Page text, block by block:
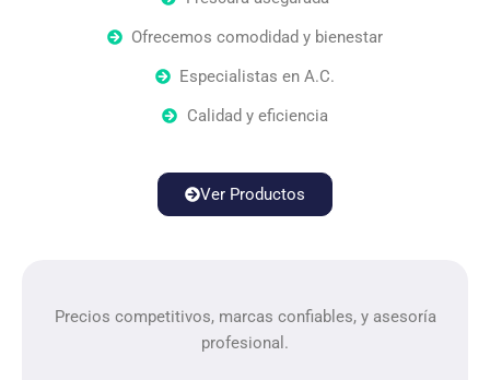
Precios competitivos, marcas confiables, y asesoría
profesional.
Ofrecemos comodidad y bienestar
Especialistas en A.C.
Calidad y eficiencia
Ver Productos